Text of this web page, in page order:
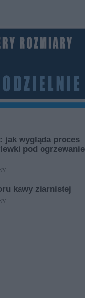
jak wygląda proces
pod ogrzewanie
kawy ziarnistej